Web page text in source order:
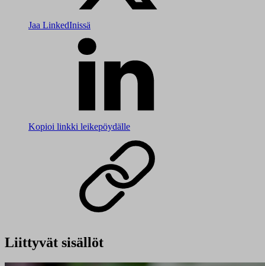
Jaa LinkedInissä
Kopioi linkki leikepöydälle
Liittyvät sisällöt